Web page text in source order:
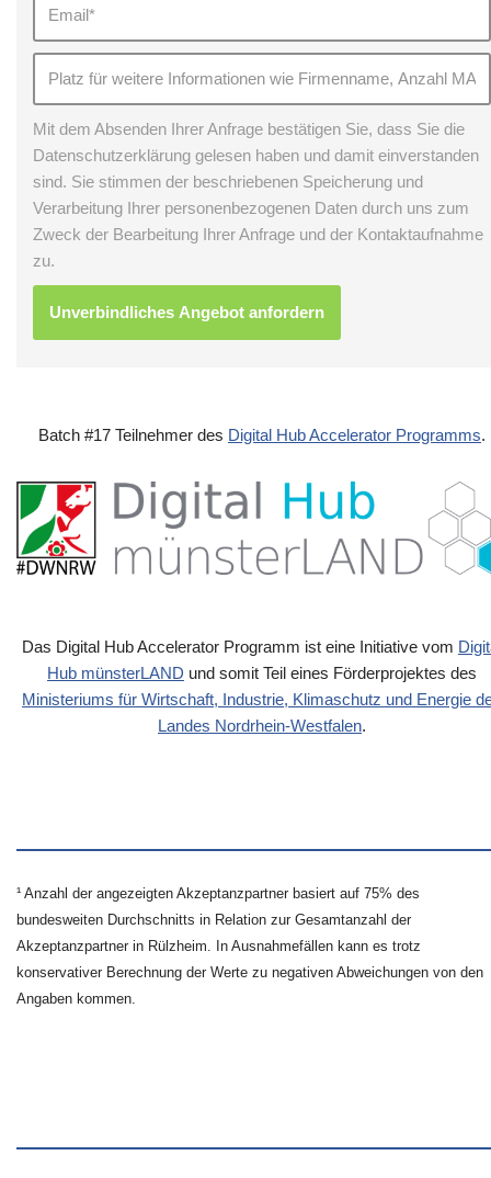
Mit dem Absenden Ihrer Anfrage bestätigen Sie, dass Sie die
Datenschutzerklärung gelesen haben und damit einverstanden
sind. Sie stimmen der beschriebenen Speicherung und
Verarbeitung Ihrer personenbezogenen Daten durch uns zum
Zweck der Bearbeitung Ihrer Anfrage und der Kontaktaufnahme
zu.
Batch #17 Teilnehmer des Digital Hub Accelerator Programms.
Das Digital Hub Accelerator Programm ist eine Initiative vom
Hub münsterLAND und somit Teil eines Förderprojektes des
Ministeriums für Wirtschaft, Industrie, Klimaschutz und Energie
Landes Nordrhein-Westfalen.
¹ Anzahl der angezeigten Akzeptanzpartner basiert auf 75% des
bundesweiten Durchschnitts in Relation zur Gesamtanzahl der
Akzeptanzpartner in Rülzheim. In Ausnahmefällen kann es trotz
konservativer Berechnung der Werte zu negativen Abweichungen von den
Angaben kommen.